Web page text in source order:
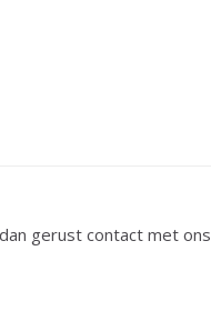
gerust contact met ons